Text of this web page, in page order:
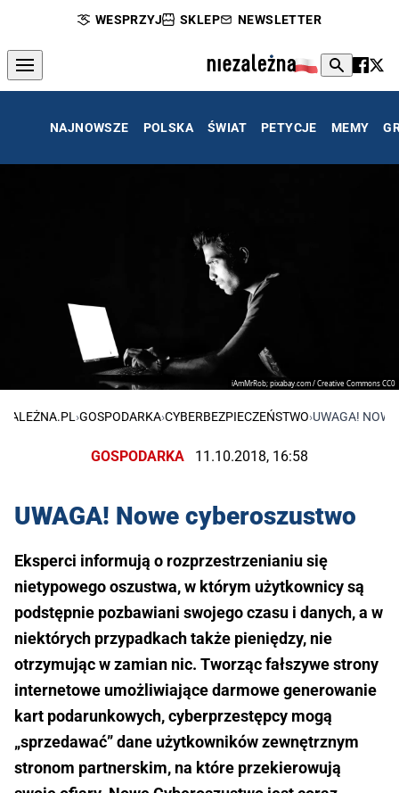
WESPRZYJ SKLEP NEWSLETTER
NAJNOWSZE POLSKA ŚWIAT PETYCJE MEMY
iAmMrRob; pixabay.com / Creative Commons CC0
›GOSPODARKA›CYBERBEZPIECZEŃSTWO›UWAGA!
GOSPODARKA 11.10.2018, 16:58
UWAGA! Nowe cyberoszustwo
Eksperci informują o rozprzestrzenianiu się
nietypowego oszustwa, w którym użytkownicy są
podstępnie pozbawiani swojego czasu i danych, a w
niektórych przypadkach także pieniędzy, nie
otrzymując w zamian nic. Tworząc fałszywe strony
internetowe umożliwiające darmowe generowanie
kart podarunkowych, cyberprzestępcy mogą
„sprzedawać” dane użytkowników zewnętrznym
stronom partnerskim, na które przekierowują